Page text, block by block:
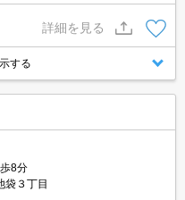
！お電話ください。【03-539
詳細を見る
する
8分
袋３丁目